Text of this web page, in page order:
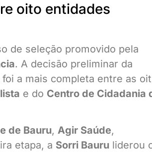
oito entidades
de seleção promovido pela
. A decisão preliminar da
a mais completa entre as
e do Centro de Cidadania
de Bauru, Agir Saúde,
etapa, a Sorri Bauru liderou